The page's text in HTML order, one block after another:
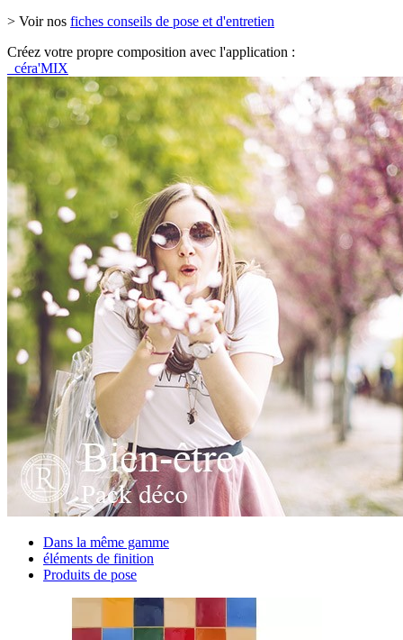
> Voir nos fiches conseils de pose et d'entretien
Créez votre propre composition avec l'application :
céra'MIX
Dans la même gamme
éléments de finition
Produits de pose